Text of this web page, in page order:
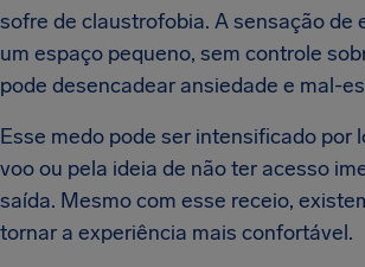
sofre de claustrofobia. A sensação de
um espaço pequeno, sem controle
pode desencadear ansiedade e mal-
Esse medo pode ser intensificado por
voo ou pela ideia de não ter acesso
saída. Mesmo com esse receio,
tornar a experiência mais confortável.